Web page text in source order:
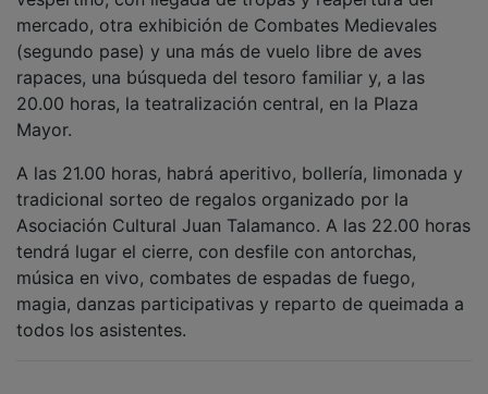
NOTICIAS RELACIONADAS
La soprano Montserrat Martí Caballé
protagonizará este sábado en Horche un
Concierto Lírico